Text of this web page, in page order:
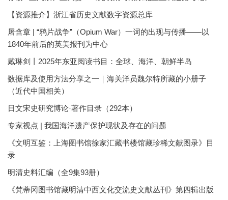
【资源推介】浙江省历史文献数字资源总库
屠含章 | “鸦片战争”（Opium War）一词的出现与传播——以
1840年前后的英美报刊为中心
戴琳剑丨2025年东亚阅读书目：全球、海洋、朝鲜半岛
数据库及使用方法分享之一｜海关洋员魏尔特所藏的小册子
（近代中国相关）
日文宋史研究博论·著作目录（292本）
专家视点 | 我国海洋遗产保护现状及存在的问题
《文明互鉴：上海图书馆徐家汇藏书楼馆藏珍稀文献图录》目
录
明清史料汇编（全9集93册）
《梵蒂冈图书馆藏明清中西文化交流史文献丛刊》第四辑出版